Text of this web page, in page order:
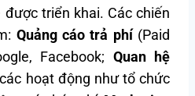
triển khai. Các chiến
Quảng cáo trả phí(Paid
Facebook; Quan hệ
hoạt động như tổ chức